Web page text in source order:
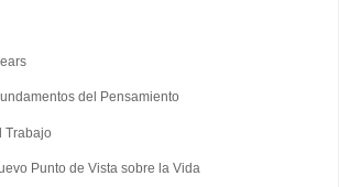
del Pensamiento
Trabajo
Punto de Vista sobre la Vida